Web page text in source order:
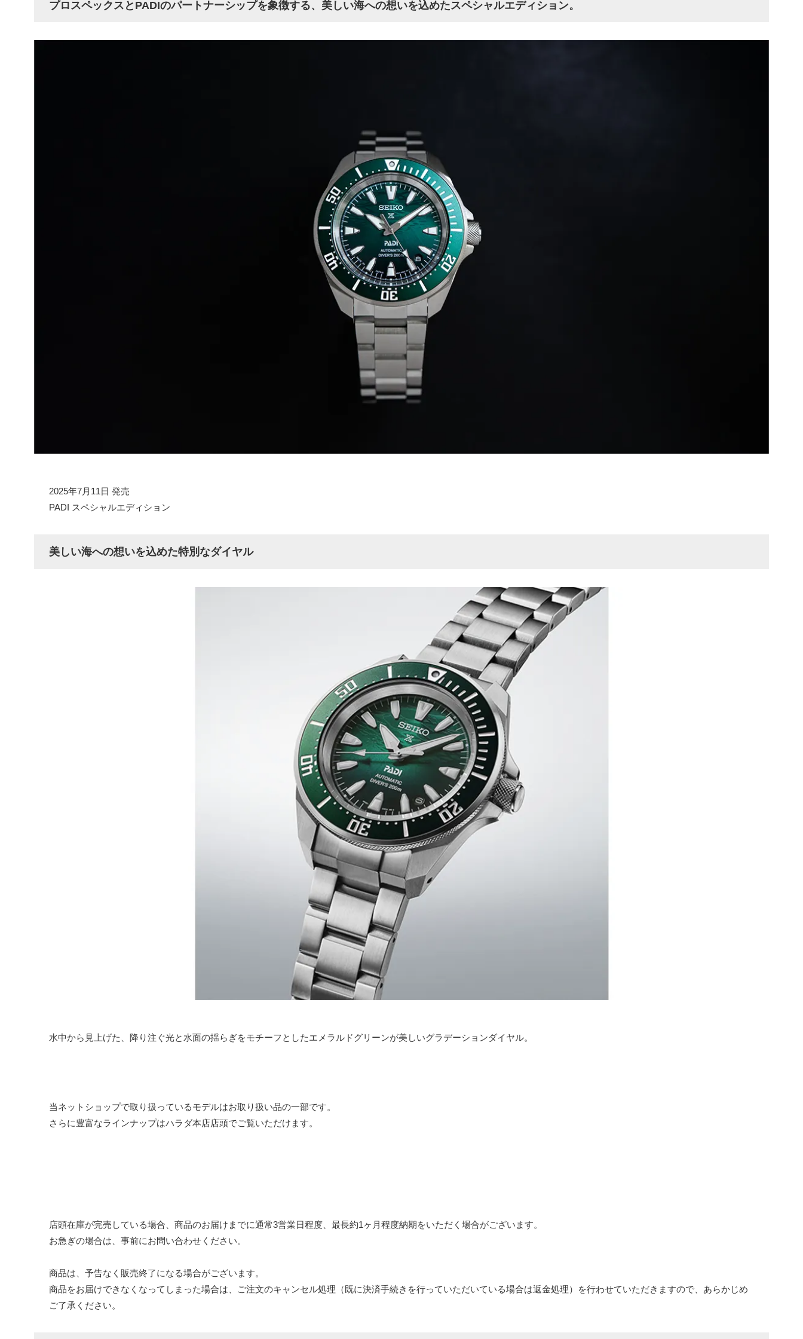
プロスペックスとPADIのパートナーシップを象徴する、美しい海への想いを込めたスペシャルエディション。
2025年7月11日 発売
PADI スペシャルエディション
美しい海への想いを込めた特別なダイヤル
水中から見上げた、降り注ぐ光と水面の揺らぎをモチーフとしたエメラルドグリーンが美しいグラデーションダイヤル。
当ネットショップで取り扱っているモデルはお取り扱い品の一部です。
さらに豊富なラインナップはハラダ本店店頭でご覧いただけます。
店頭在庫が完売している場合、商品のお届けまでに通常3営業日程度、最長約1ヶ月程度納期をいただく場合がございます。
お急ぎの場合は、事前にお問い合わせください。
商品は、予告なく販売終了になる場合がございます。
商品をお届けできなくなってしまった場合は、ご注文のキャンセル処理（既に決済手続きを行っていただいている場合は返金処理）を行わせていただきますので、あらかじめ
ご了承ください。